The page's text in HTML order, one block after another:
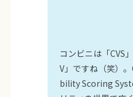
コンビニは「CVS
V」ですね（笑）
bility Scoring